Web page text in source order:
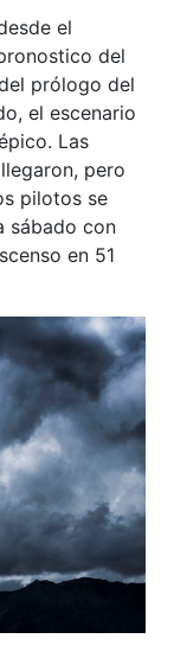
el
del
prólogo del
el escenario
Las
pero
pilotos se
sábado con
en 51